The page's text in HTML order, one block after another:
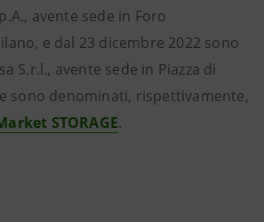
avente sede in Foro
e dal 23 dicembre 2022 sono
S.r.l., avente sede in Piazza di
sono denominati, rispettivamente,
STORAGE.